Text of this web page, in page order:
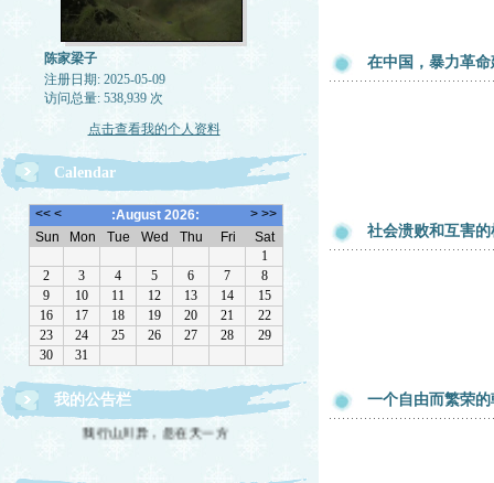
陈家梁子
注册日期: 2025-05-09
访问总量: 538,939 次
点击查看我的个人资料
Calendar
我的公告栏
我行山川异，忽在天一方
在中国，暴力革
社会溃败和互害
一个自由而繁荣